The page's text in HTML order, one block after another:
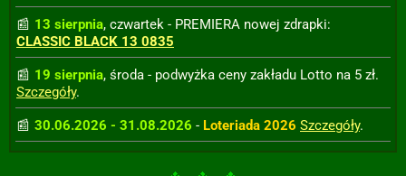
13 sierpnia, czwartek - PREMIERA nowej zdrapki:
CLASSIC BLACK 13 0835
19 sierpnia, środa - podwyżka ceny zakładu Lotto na 5 zł.
Szczegóły.
30.06.2026 - 31.08.2026 - Loteriada 2026 Szczegóły.